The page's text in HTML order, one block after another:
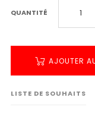
QUANTITÉ
AJOUTER
LISTE DE SOUHAITS